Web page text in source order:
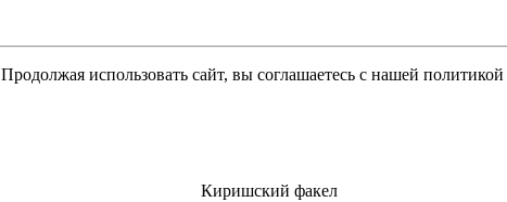
использовать сайт, вы соглашаетесь с нашей политикой
Киришский факел